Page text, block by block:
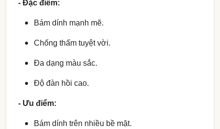
- Đặc điểm:
Bám dính mạnh mẽ.
Chống thấm tuyệt vời.
Đa dạng màu sắc.
Độ đàn hồi cao.
- Ưu điểm:
Bám dính trên nhiều bề mặt.